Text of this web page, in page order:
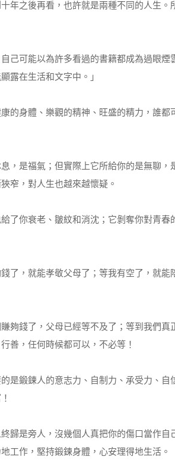
年之後再看，也許就是兩種不同的人生。
己可能以為許多看過的書籍都成為過眼煙
露在生活和文字中。」
的身體、樂觀的精神、旺盛的精力，誰都
，是福氣；但實際上它所給你的是無聊，
窄，對人生也越來越懷疑。
了你衰老、皺紋和消沈；它剝奪你對青
了，就能孝敬父母了；等我有空了，就能
夠錢了，父母已經等不及了；等到我們真
善，任何時候都可以，不必等！
是鍛鍊人的意志力、自制力、承受力、自
歸是旁人，沒幾個人真把你的傷口當作自
工作，堅持鍛鍊身體，心安理得地生活。